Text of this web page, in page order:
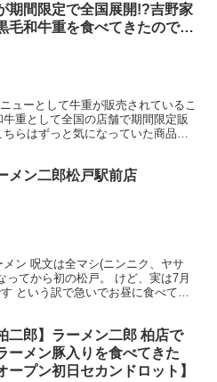
期間限定で全国展開!?吉野家
毛和牛重を食べてきたのでレ
ューとして牛重が販売されているこ
重として全国の店舗で期間限定販
らはずっと気になっていた商品。
メン二郎松戸駅前店
ン 呪文は全マシ(ニンニク、ヤサ
ってから初の松戸。 けど、実は7月
という訳で急いでお昼に食べてき
二郎】ラーメン二郎 柏店で
ーメン豚入りを食べてきた
ープン初日セカンドロット】